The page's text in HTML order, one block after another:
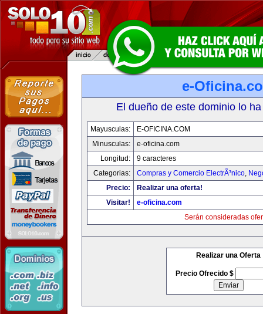
e-
El dueño de este dominio lo
Mayusculas:
E-OFICINA.COM
Minusculas:
e-oficina.com
Longitud:
9 caracteres
Categorias:
Compras y Comercio ElectrÃ³nico,
Precio:
Realizar una oferta!
Visitar!
e-oficina.com
Serán consideradas
Realizar una Oferta
Precio Ofrecido $